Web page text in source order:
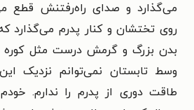
می‌گذارد و صدای راه‌رفتنش قطع
روی تختشان و کنار پدرم می‌گذارد
بدن بزرگ و گرمش درست مثل کوره
وسط تابستان نمی‌توانم نزدیک
طاقت دوری از پدرم را ندارم.